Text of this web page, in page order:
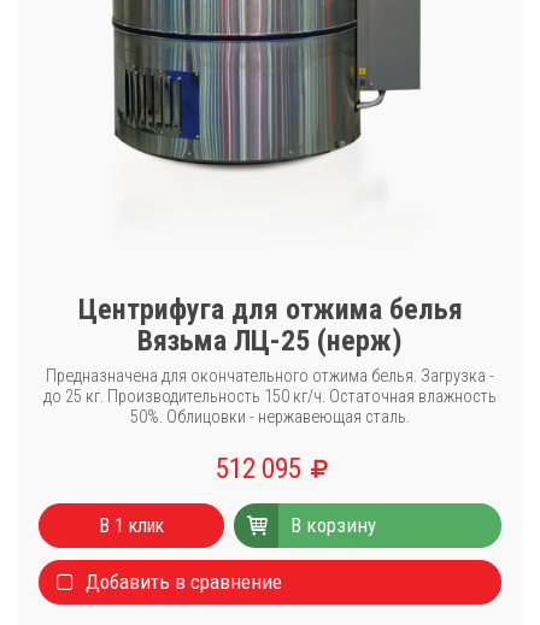
Центрифуга для отжима белья
Вязьма ЛЦ-25 (нерж)
Предназначена для окончательного отжима белья. Загрузка -
до 25 кг. Производительность 150 кг/ч. Остаточная влажность
50%. Облицовки - нержавеющая сталь.
512 095
В 1 клик В корзину
Добавить в сравнение
Стиральные машины
Сушильные машины
Центрифуги для отжима белья
Оборудование для чистки ковров